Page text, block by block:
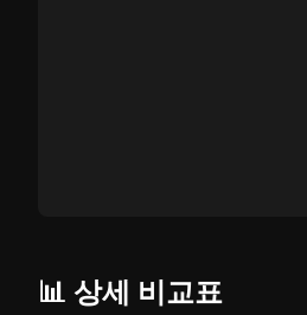
📊 상세 비교표